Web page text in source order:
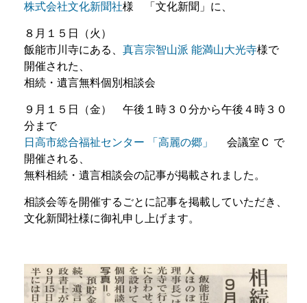
株式会社文化新聞社様 「文化新聞」に、
８月１５日（火）
飯能市川寺にある、 真言宗智山派 能満山大光寺様で
開催された、
相続・遺言無料個別相談会
９月１５日（金） 午後１時３０分から午後４時３０
分まで
日高市総合福祉センター 「高麗の郷」
会議室Ｃ で
開催される、
無料相続・遺言相談会の記事が掲載されました。
相談会等を開催するごとに記事を掲載していただき、
文化新聞社様に御礼申し上げます。